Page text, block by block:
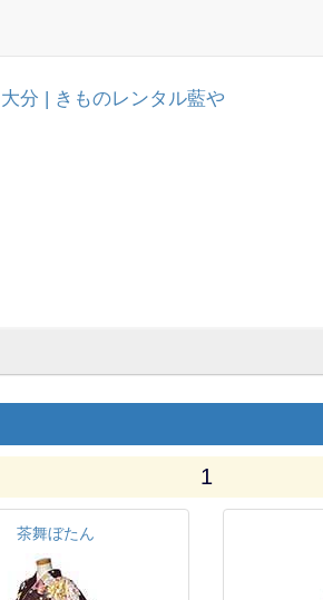
大分 | きものレンタル藍や
1
茶舞ぼたん